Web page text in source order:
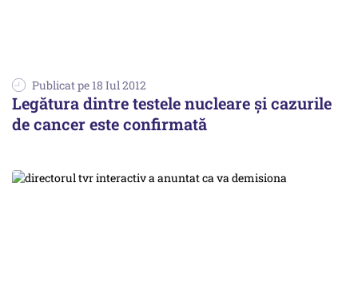
Publicat pe 18 Iul 2012
Legătura dintre testele nucleare şi cazurile
de cancer este confirmată